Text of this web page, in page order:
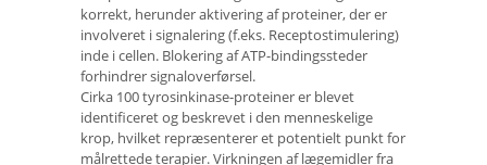
korrekt, herunder aktivering af proteiner, der er
involveret i signalering (f.eks. Receptostimulering)
inde i cellen. Blokering af ATP-bindingssteder
forhindrer signaloverførsel.
Cirka 100 tyrosinkinase-proteiner er blevet
identificeret og beskrevet i den menneskelige
krop, hvilket repræsenterer et potentielt punkt for
målrettede terapier. Virkningen af ​​lægemidler fra